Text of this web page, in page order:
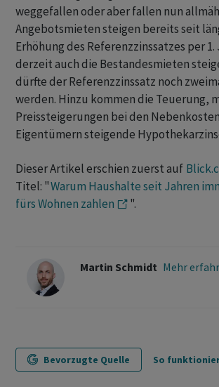
weggefallen oder aber fallen nun
Angebotsmieten steigen bereits seit
Erhöhung des Referenzzinssatzes per
derzeit auch die Bestandesmieten
dürfte der Referenzzinssatz noch
werden. Hinzu kommen die Teuerung,
Preissteigerungen bei den
Eigentümern steigende
Dieser Artikel erschien zuerst auf
Titel: "Warum Haushalte seit Jahren
fürs Wohnen zahlen
".
Martin Schmidt Mehr
Bevorzugte Quelle So